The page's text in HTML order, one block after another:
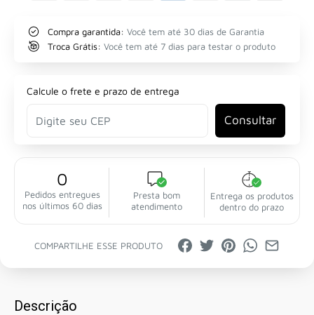
Compra garantida: Você tem até 30 dias de Garantia
Troca Grátis: Você tem até 7 dias para testar o produto
Calcule o frete e prazo de entrega
Consultar
0
Pedidos entregues
nos últimos 60 dias
Presta bom
atendimento
Entrega os produtos
dentro do prazo
COMPARTILHE ESSE PRODUTO
Descrição